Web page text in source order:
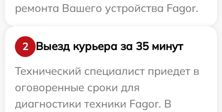
ремонта Вашего устройства Fagor.
2
Выезд курьера за 35 минут
Технический специалист приедет в
оговоренные сроки для
диагностики техники Fagor. В